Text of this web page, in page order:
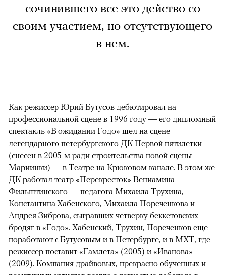
сочинившего все это действо со
своим участием, но отсутствующего
в нем.
Как режиссер Юрий Бутусов дебютировал на
профессиональной сцене в 1996 году — его дипломный
спектакль «В ожидании Годо» шел на сцене
легендарного петербургского ДК Первой пятилетки
(снесен в 2005-м ради строительства новой сцены
Мариинки) — в Театре на Крюковом канале. В этом же
ДК работал театр «Перекресток» Вениамина
Фильштинского — педагога Михаила Трухина,
Константина Хабенского, Михаила Пореченкова и
Андрея Зиброва, сыгравших четверку беккетовских
бродяг в «Годо». Хабенский, Трухин, Пореченков еще
поработают с Бутусовым и в Петербурге, и в МХТ, где
режиссер поставит «Гамлета» (2005) и «Иванова»
(2009). Компания драйвовых, прекрасно обученных и